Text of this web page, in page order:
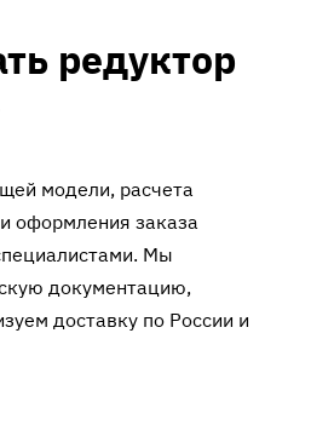
редуктор
модели, расчета
оформления заказа
Мы
документацию,
доставку по России и